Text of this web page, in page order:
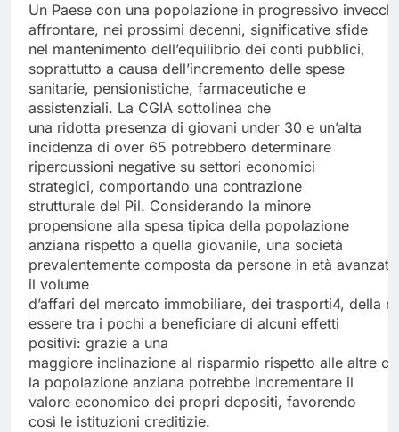
Un Paese con una popolazione in progressivo
affrontare, nei prossimi decenni, significative sfide
nel mantenimento dell’equilibrio dei conti pubblici,
soprattutto a causa dell’incremento delle spese
sanitarie, pensionistiche, farmaceutiche e
assistenziali. La CGIA sottolinea che
una ridotta presenza di giovani under 30 e un’alta
incidenza di over 65 potrebbero determinare
ripercussioni negative su settori economici
strategici, comportando una contrazione
strutturale del Pil. Considerando la minore
propensione alla spesa tipica della popolazione
anziana rispetto a quella giovanile, una società
prevalentemente composta da persone in età
il volume
d’affari del mercato immobiliare, dei trasporti4, della
essere tra i pochi a beneficiare di alcuni effetti
positivi: grazie a una
maggiore inclinazione al risparmio rispetto alle altre
la popolazione anziana potrebbe incrementare il
valore economico dei propri depositi, favorendo
così le istituzioni creditizie.